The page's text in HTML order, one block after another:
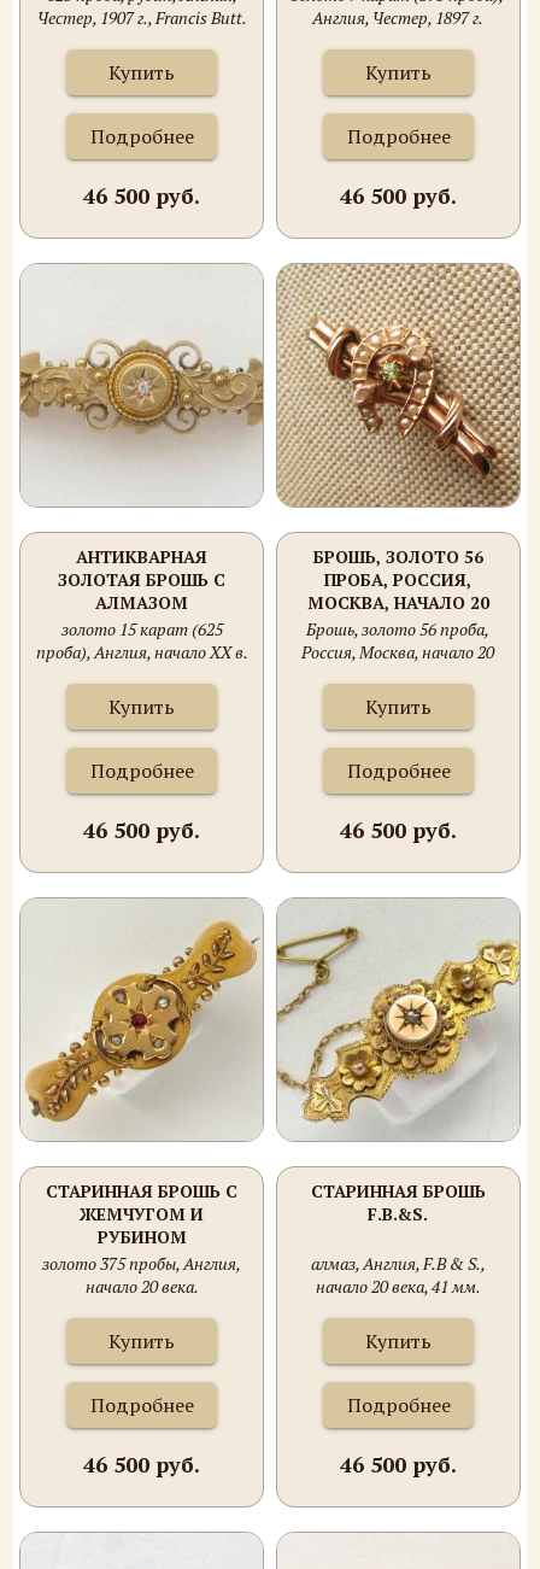
Честер, 1907 г., Francis Butt.
Купить
Подробнее
46 500 руб.
Англия, Честер, 1897 г.
Купить
Подробнее
46 500 руб.
АНТИКВАРНАЯ
ЗОЛОТАЯ БРОШЬ С
АЛМАЗОМ
золото 15 карат (625
проба), Англия, начало ХХ в.
Купить
Подробнее
46 500 руб.
БРОШЬ, ЗОЛОТО 56
ПРОБА, РОССИЯ,
МОСКВА, НАЧАЛО 20
ВЕКА. 3.65 ГРАММА.
43Х18ММ. ЖЕМЧУГ
Брошь, золото 56 проба,
Россия, Москва, начало 20
Жемчуг старый , хризолит в
подборе.
Купить
Подробнее
46 500 руб.
СТАРИННАЯ БРОШЬ С
ЖЕМЧУГОМ И
РУБИНОМ
золото 375 пробы, Англия,
начало 20 века.
Купить
Подробнее
46 500 руб.
СТАРИННАЯ БРОШЬ
F.B.&S.
алмаз, Англия, F.B & S.,
начало 20 века, 41 мм.
Купить
Подробнее
46 500 руб.